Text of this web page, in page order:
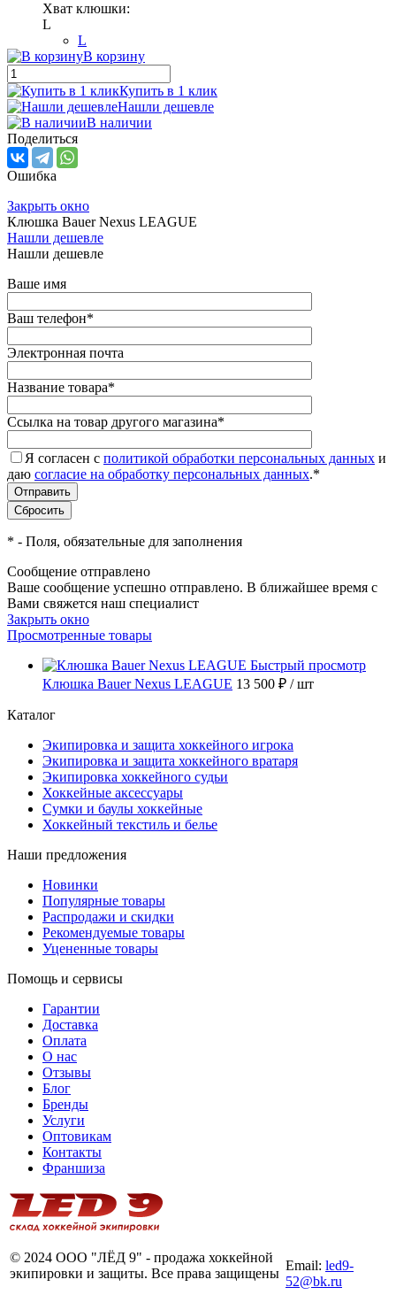
Хват клюшки:
L
L
В корзину
Купить в 1 клик
Нашли дешевле
В наличии
Поделиться
Ошибка
Закрыть окно
Клюшка Bauer Nexus LEAGUE
Нашли дешевле
Нашли дешевле
Ваше имя
Ваш телефон*
Электронная почта
Название товара*
Ссылка на товар другого магазина*
Я согласен с политикой обработки персональных данных и
даю согласие на обработку персональных данных.*
* - Поля, обязательные для заполнения
Сообщение отправлено
Ваше сообщение успешно отправлено. В ближайшее время с
Вами свяжется наш специалист
Закрыть окно
Просмотренные товары
Быстрый просмотр
Клюшка Bauer Nexus LEAGUE 13 500 ₽ / шт
Каталог
Экипировка и защита хоккейного игрока
Экипировка и защита хоккейного вратаря
Экипировка хоккейного судьи
Хоккейные аксессуары
Сумки и баулы хоккейные
Хоккейный текстиль и белье
Наши предложения
Новинки
Популярные товары
Распродажи и скидки
Рекомендуемые товары
Уцененные товары
Помощь и сервисы
Гарантии
Доставка
Оплата
О нас
Отзывы
Блог
Бренды
Услуги
Оптовикам
Контакты
Франшиза
© 2024 ООО "ЛЁД 9" - продажа хоккейной
экипировки и защиты. Все права защищены
Email: led9-
52@bk.ru